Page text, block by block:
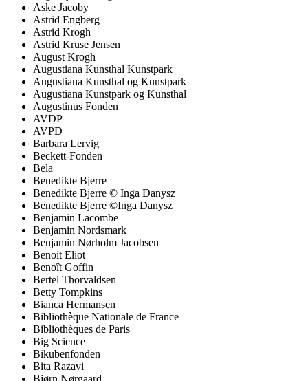
Aske Jacoby
Astrid Engberg
Astrid Krogh
Astrid Kruse Jensen
August Krogh
Augustiana Kunsthal Kunstpark
Augustiana Kunsthal og Kunstpark
Augustiana Kunstpark og Kunsthal
Augustinus Fonden
AVDP
AVPD
Barbara Lervig
Beckett-Fonden
Bela
Benedikte Bjerre
Benedikte Bjerre © Inga Danysz
Benedikte Bjerre ©Inga Danysz
Benjamin Lacombe
Benjamin Nordsmark
Benjamin Nørholm Jacobsen
Benoit Eliot
Benoît Goffin
Bertel Thorvaldsen
Betty Tompkins
Bianca Hermansen
Bibliothèque Nationale de France
Bibliothèques de Paris
Big Science
Bikubenfonden
Bita Razavi
Bjørn Nørgaard